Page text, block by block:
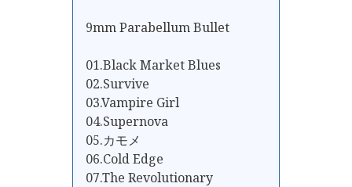
9mm Parabellum Bullet
01.Black Market Blues
02.Survive
03.Vampire Girl
04.Supernova
05.カモメ
06.Cold Edge
07.The Revolutionary